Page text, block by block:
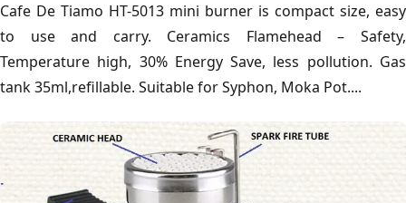
Cafe De Tiamo HT-5013 mini burner is compact size, easy
to use and carry. Ceramics Flamehead – Safety,
Temperature high, 30% Energy Save, less pollution. Gas
tank 35ml,refillable. Suitable for Syphon, Moka Pot....